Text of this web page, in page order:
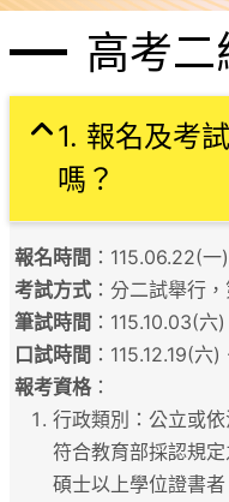
高考二
1. 報名及考
嗎？
報名時間 ：115.06.22(
考試方式 ：分二試舉行
筆試時間 ：115.10.03(
口試時間 ：115.12.19(
報考資格：
行政類別：公立或
符合教育部採認規
碩士以上學位證書者